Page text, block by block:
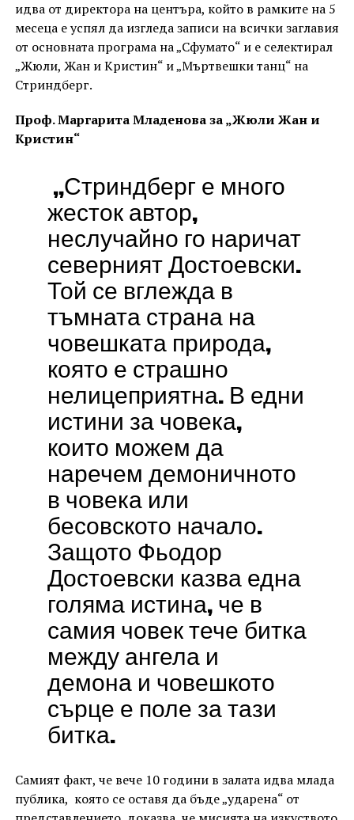
идва от директора на центъра, който в рамките на 5
месеца е успял да изгледа записи на всички заглавия
от основната програма на „Сфумато“ и е селектирал
„Жюли, Жан и Кристин“ и „Мъртвешки танц“ на
Стриндберг.
Проф. Маргарита Младенова за „Жюли Жан и
Кристин“
„Стриндберг е много
жесток автор,
неслучайно го наричат
северният Достоевски.
Той се вглежда в
тъмната страна на
човешката природа,
която е страшно
нелицеприятна. В едни
истини за човека,
които можем да
наречем демоничното
в човека или
бесовското начало.
Защото Фьодор
Достоевски казва една
голяма истина, че в
самия човек тече битка
между ангела и
демона и човешкото
сърце е поле за тази
битка.
Самият факт, че вече 10 години в залата идва млада
публика, която се оставя да бъде „ударена“ от